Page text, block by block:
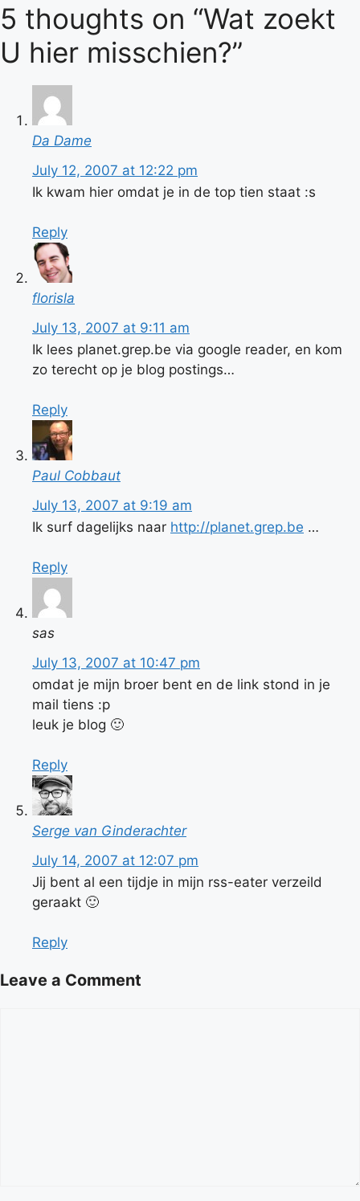
5 thoughts on “Wat zoekt
U hier misschien?”
Da Dame
July 12, 2007 at 12:22 pm
Ik kwam hier omdat je in de top tien staat :s
Reply
florisla
July 13, 2007 at 9:11 am
Ik lees planet.grep.be via google reader, en kom
zo terecht op je blog postings…
Reply
Paul Cobbaut
July 13, 2007 at 9:19 am
Ik surf dagelijks naar http://planet.grep.be …
Reply
sas
July 13, 2007 at 10:47 pm
omdat je mijn broer bent en de link stond in je
mail tiens :p
leuk je blog 🙂
Reply
Serge van Ginderachter
July 14, 2007 at 12:07 pm
Jij bent al een tijdje in mijn rss-eater verzeild
geraakt 🙂
Reply
Leave a Comment